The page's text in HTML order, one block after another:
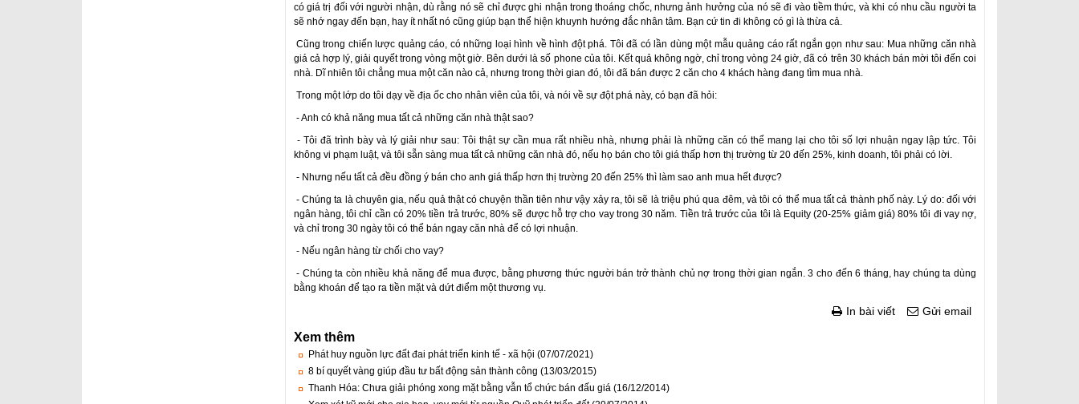
có giá trị đối với người nhận, dù rằng nó sẽ chỉ được ghi nhận trong thoáng chốc, nhưng ảnh hưởng của nó sẽ đi vào tiềm thức, và khi có nhu cầu người ta
sẽ nhớ ngay đến bạn, hay ít nhất nó cũng giúp bạn thể hiện khuynh hướng đắc nhân tâm. Bạn cứ tin đi không có gì là thừa cả.
Cũng trong chiến lược quảng cáo, có những loại hình về hình đột phá. Tôi đã có lần dùng một mẫu quảng cáo rất ngắn gọn như sau: Mua những căn nhà
giá cả hợp lý, giải quyết trong vòng một giờ. Bên dưới là số phone của tôi. Kết quả không ngờ, chỉ trong vòng 24 giờ, đã có trên 30 khách bán mời tôi đến coi
nhà. Dĩ nhiên tôi chẳng mua một căn nào cả, nhưng trong thời gian đó, tôi đã bán được 2 căn cho 4 khách hàng đang tìm mua nhà.
Trong một lớp do tôi dạy về địa ốc cho nhân viên của tôi, và nói về sự đột phá này, có bạn đã hỏi:
- Anh có khả năng mua tất cả những căn nhà thật sao?
- Tôi đã trình bày và lý giải như sau: Tôi thật sự cần mua rất nhiều nhà, nhưng phải là những căn có thể mang lại cho tôi số lợi nhuận ngay lập tức. Tôi
không vi phạm luật, và tôi sẵn sàng mua tất cả những căn nhà đó, nếu họ bán cho tôi giá thấp hơn thị trường từ 20 đến 25%, kinh doanh, tôi phải có lời.
- Nhưng nếu tất cả đều đồng ý bán cho anh giá thấp hơn thị trường 20 đến 25% thì làm sao anh mua hết được?
- Chúng ta là chuyên gia, nếu quả thật có chuyện thần tiên như vậy xảy ra, tôi sẽ là triệu phú qua đêm, và tôi có thể mua tất cả thành phố này. Lý do: đối với
ngân hàng, tôi chỉ cần có 20% tiền trả trước, 80% sẽ được hỗ trợ cho vay trong 30 năm. Tiền trả trước của tôi là Equity (20-25% giảm giá) 80% tôi đi vay nợ,
và chỉ trong 30 ngày tôi có thể bán ngay căn nhà để có lợi nhuận.
- Nếu ngân hàng từ chối cho vay?
- Chúng ta còn nhiều khả năng để mua được, bằng phương thức người bán trở thành chủ nợ trong thời gian ngắn. 3 cho đến 6 tháng, hay chúng ta dùng
bằng khoán để tạo ra tiền mặt và dứt điểm một thương vụ.
In bài viết Gửi email
Xem thêm
Phát huy nguồn lực đất đai phát triển kinh tế - xã hội (07/07/2021)
8 bí quyết vàng giúp đầu tư bất động sản thành công (13/03/2015)
Thanh Hóa: Chưa giải phóng xong mặt bằng vẫn tổ chức bán đấu giá (16/12/2014)